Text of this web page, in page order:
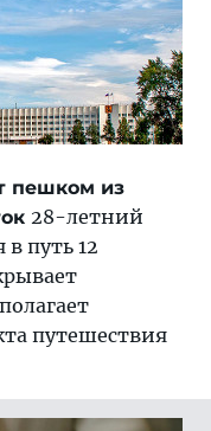
пешком из
28-летний
путь 12
путешествия